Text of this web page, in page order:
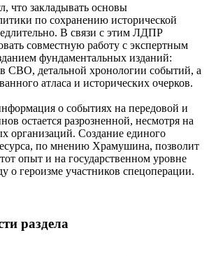
что закладывать основы
по сохранению исторической
В связи с этим ЛДПР
совместную работу с экспертным
фундаментальных изданий:
СВО, детальной хронологии событий, а
атласа и исторических очерков.
о событиях на передовой и
остается разрозненной, несмотря на
организаций. Создание единого
по мнению Храмушина, позволит
опыт и на государственном уровне
о героизме участников спецоперации.
раздела